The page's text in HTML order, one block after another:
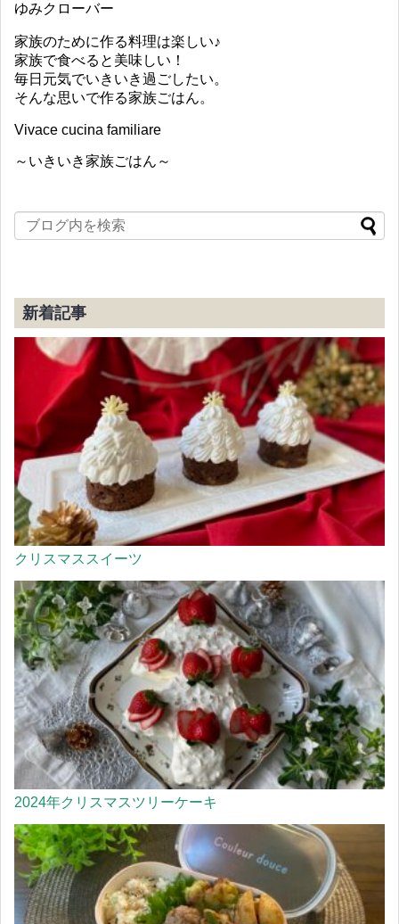
ゆみクローバー
家族のために作る料理は楽しい♪
家族で食べると美味しい！
毎日元気でいきいき過ごしたい。
そんな思いで作る家族ごはん。
Vivace cucina familiare
～いきいき家族ごはん～
新着記事
クリスマススイーツ
2024年クリスマスツリーケーキ